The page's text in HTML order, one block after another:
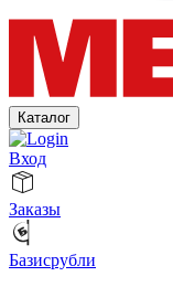
Каталог
Вход
Заказы
Базисрубли